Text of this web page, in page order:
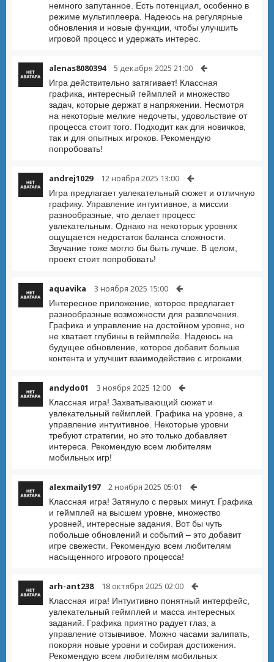
немного запутанное. Есть потенциал, особенно в
режиме мультиплеера. Надеюсь на регулярные
обновления и новые функции, чтобы улучшить
игровой процесс и удержать интерес.
alenas8080394 5 декабря 2025 21:00
Игра действительно затягивает! Классная
графика, интересный геймплей и множество
задач, которые держат в напряжении. Несмотря
на некоторые мелкие недочеты, удовольствие от
процесса стоит того. Подходит как для новичков,
так и для опытных игроков. Рекомендую
попробовать!
andrej1029 12 ноября 2025 13:00
Игра предлагает увлекательный сюжет и отличную
графику. Управление интуитивное, а миссии
разнообразные, что делает процесс
увлекательным. Однако на некоторых уровнях
ощущается недостаток баланса сложности.
Звучание тоже могло бы быть лучше. В целом,
проект стоит попробовать!
aquavika 3 ноября 2025 15:00
Интересное приложение, которое предлагает
разнообразные возможности для развлечения.
Графика и управление на достойном уровне, но
не хватает глубины в геймплейе. Надеюсь на
будущее обновление, которое добавит больше
контента и улучшит взаимодействие с игроками.
andydo01 3 ноября 2025 12:00
Классная игра! Захватывающий сюжет и
увлекательный геймплей. Графика на уровне, а
управление интуитивное. Некоторые уровни
требуют стратегии, но это только добавляет
интереса. Рекомендую всем любителям
мобильных игр!
alexmaily197 2 ноября 2025 05:01
Классная игра! Затянуло с первых минут. Графика
и геймплей на высшем уровне, множество
уровней, интересные задания. Вот бы чуть
побольше обновлений и событий – это добавит
игре свежести. Рекомендую всем любителям
насыщенного игрового процесса!
arh-ant238 18 октября 2025 02:00
Классная игра! Интуитивно понятный интерфейс,
увлекательный геймплей и масса интересных
заданий. Графика приятно радует глаз, а
управление отзывчивое. Можно часами залипать,
покоряя новые уровни и собирая достижения.
Рекомендую всем любителям мобильных